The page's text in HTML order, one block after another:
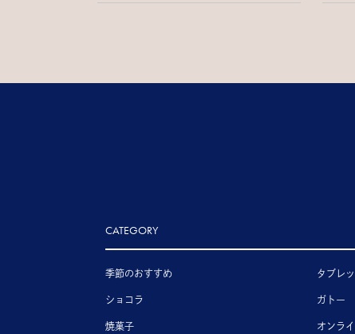
CATEGORY
季節のおすすめ
ショコラ
焼菓子
タブレ
ガトー
オンラ